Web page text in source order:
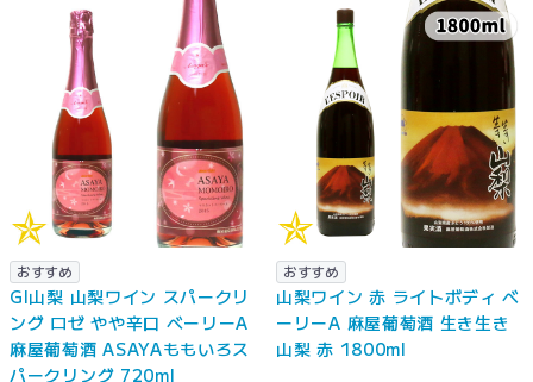
おすすめ
GI山梨 山梨ワイン スパークリ
ング ロゼ やや辛口 ベーリーA
麻屋葡萄酒 ASAYAももいろス
パークリング 720ml
おすすめ
山梨ワイン 赤 ライトボディ ベ
ーリーA 麻屋葡萄酒 生き生き
山梨 赤 1800ml